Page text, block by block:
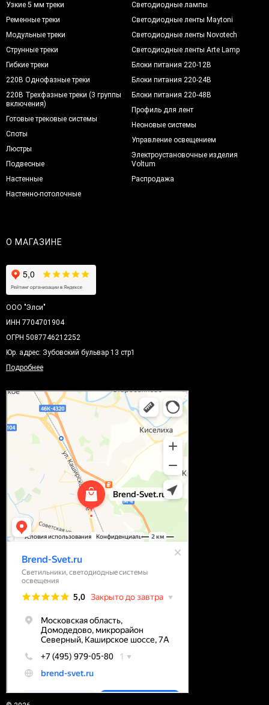
Узкие 5 мм треки
Ременные треки
Модульные треки
Струнные треки
Гибкие треки
220В Однофазные треки
220В Трехфазные треки (3 группы
включения)
Готовые трековые системы
Споты
Люстры
Подвесные
Настенные
Настенно-потолочные
Светодиодные лампы
Светодиодные ленты Maytoni
Светодиодные ленты Novotech
Светодиодные ленты Arte Lamp
Блоки питания 220-12В
Блоки питания 220-24В
Блоки питания 220-48В
Профиль для лент
Неоновые системы
Управление освещением
Электроустановочные изделия
Voltum
Распродажа
О МАГАЗИНЕ
ООО "Элси"
ИНН 7704701904
ОГРН 5087746212252
Юр. адрес: Зубовский бульвар 13 стр1
Подробнее